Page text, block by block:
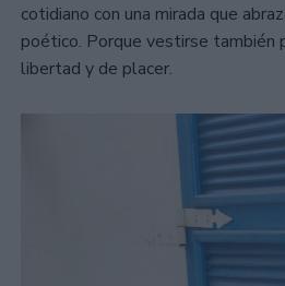
cotidiano con una mirada que
poético. Porque vestirse también
libertad y de placer.